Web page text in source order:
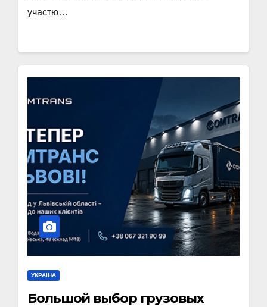
участю…
УКРАЇНА
Большой выбор грузовых